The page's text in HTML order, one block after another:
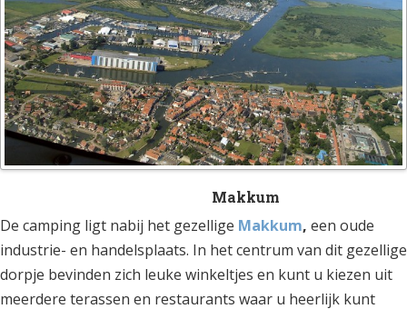
Makkum
De camping ligt nabij het gezellige Makkum, een oude
industrie- en handelsplaats. In het centrum van dit gezellige
dorpje bevinden zich leuke winkeltjes en kunt u kiezen uit
meerdere terassen en restaurants waar u heerlijk kunt